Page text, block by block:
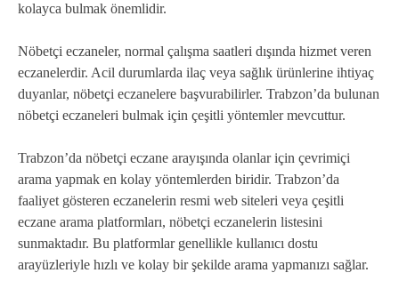
kolayca bulmak önemlidir.
Nöbetçi eczaneler, normal çalışma saatleri dışında hizmet veren
eczanelerdir. Acil durumlarda ilaç veya sağlık ürünlerine ihtiyaç
duyanlar, nöbetçi eczanelere başvurabilirler. Trabzon’da bulunan
nöbetçi eczaneleri bulmak için çeşitli yöntemler mevcuttur.
Trabzon’da nöbetçi eczane arayışında olanlar için çevrimiçi
arama yapmak en kolay yöntemlerden biridir. Trabzon’da
faaliyet gösteren eczanelerin resmi web siteleri veya çeşitli
eczane arama platformları, nöbetçi eczanelerin listesini
sunmaktadır. Bu platformlar genellikle kullanıcı dostu
arayüzleriyle hızlı ve kolay bir şekilde arama yapmanızı sağlar.